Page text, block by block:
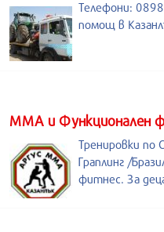
Телефони:
помощ в
ММА и Функционален
Тренировки по
Граплинг /
фитнес. За